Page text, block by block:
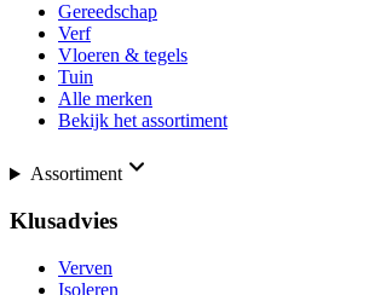
Gereedschap
Verf
Vloeren & tegels
Tuin
Alle merken
Bekijk het assortiment
Assortiment
Klusadvies
Verven
Isoleren